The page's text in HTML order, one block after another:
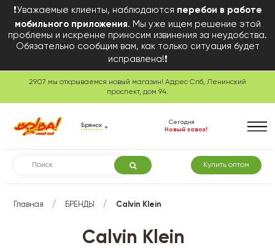
❗Уважаемые клиенты, наблюдаются перебои в работе
мобильного приложения. Мы уже ищем решение этой
проблемы и искренне приносим извинения за неудобства.
Обязательно сообщим вам, как только ситуация будет
исправлена!❗
29.07 мы открываемся новый магазин! Адрес Спб, Ленинский
проспект, дом 94.
Брянск
Сегодня
Новый завоз!
Купить оптом
Главная / БРЕНДЫ / Calvin Klein
Calvin Klein